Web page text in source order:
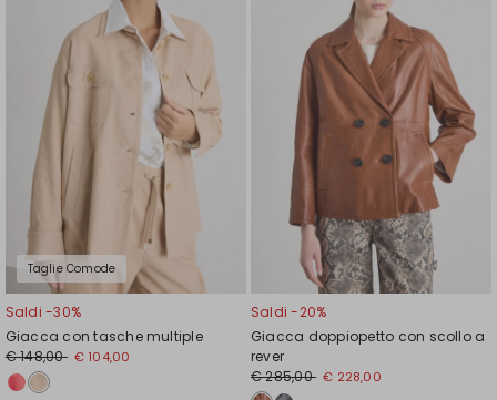
Taglie Comode
Saldi -30%
Giacca con tasche multiple
€ 148,00 € 104,00
Saldi -20%
Giacca doppiopetto con scollo a
rever
€ 285,00 € 228,00